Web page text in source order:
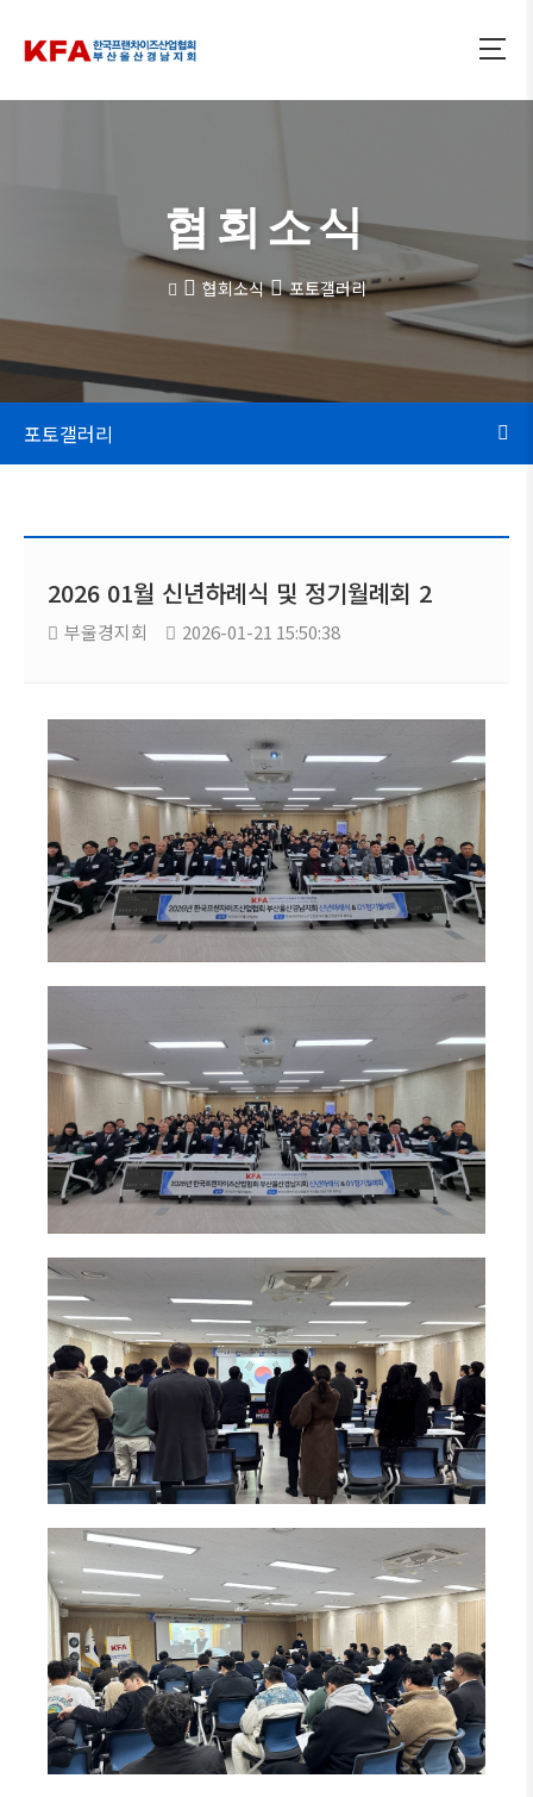
협회소식
협회소식 포토갤러리
포토갤러리
2026 01월 신년하례식 및 정기월례회 2
부울경지회 2026-01-21 15:50:38